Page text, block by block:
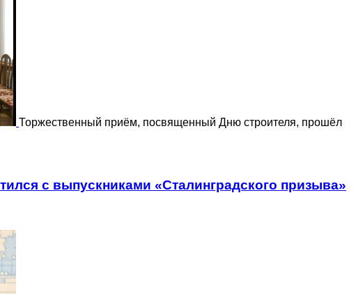
Торжественный приём, посвященный Дню строителя, прошёл
с выпускниками «Сталинградского призыва»